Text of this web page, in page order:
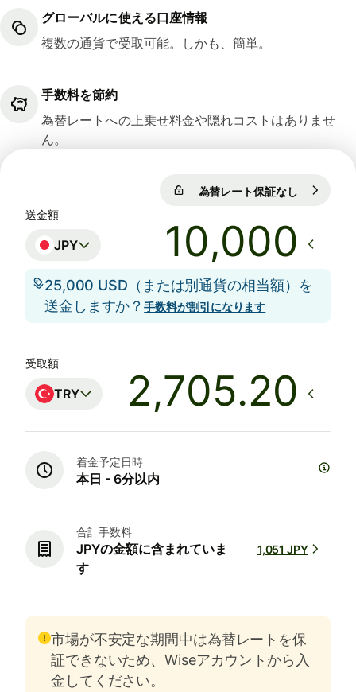
グローバルに使える口座情報
複数の通貨で受取可能。しかも、簡単。
手数料を節約
為替レートへの上乗せ料金や隠れコストはありませ
ん。
為替レート保証なし
送金額
JPY
25,000 USD（または別通貨の相当額）を
送金しますか？手数料が割引になります
受取額
TRY
着金予定日時
本日 - 6分以内
合計手数料
JPYの金額に含まれていま
す
1,051 JPY
市場が不安定な期間中は為替レートを保
証できないため、Wiseアカウントから入
金してください。